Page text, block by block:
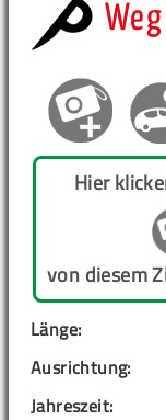
Hier
von diesem
Länge:
Ausrichtung:
Jahreszeit: